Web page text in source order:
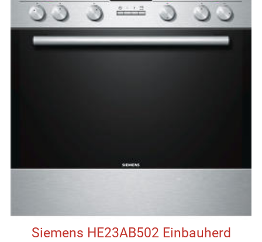
Siemens HE23AB502 Einbauherd